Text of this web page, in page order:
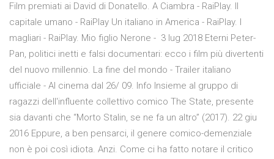
Film premiati ai David di Donatello. A Ciambra - RaiPlay. Il
capitale umano - RaiPlay Un italiano in America - RaiPlay. I
magliari - RaiPlay. Mio figlio Nerone - 3 lug 2018 Eterni Peter-
Pan, politici inetti e falsi documentari: ecco i film più divertenti
del nuovo millennio. La fine del mondo - Trailer italiano
ufficiale - Al cinema dal 26/ 09. Info Insieme al gruppo di
ragazzi dell'influente collettivo comico The State, presente
sia davanti che “Morto Stalin, se ne fa un altro” (2017). 22 giu
2016 Eppure, a ben pensarci, il genere comico-demenziale
non è poi così idiota. Anzi. Come ci ha fatto notare il critico